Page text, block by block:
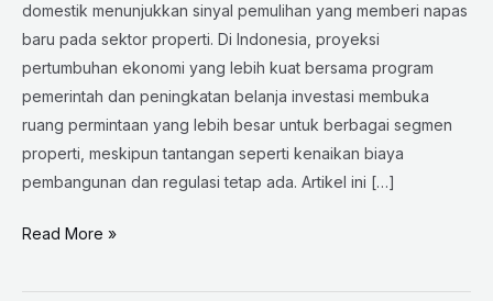
domestik menunjukkan sinyal pemulihan yang memberi napas
baru pada sektor properti. Di Indonesia, proyeksi
pertumbuhan ekonomi yang lebih kuat bersama program
pemerintah dan peningkatan belanja investasi membuka
ruang permintaan yang lebih besar untuk berbagai segmen
properti, meskipun tantangan seperti kenaikan biaya
pembangunan dan regulasi tetap ada. Artikel ini […]
Read More »